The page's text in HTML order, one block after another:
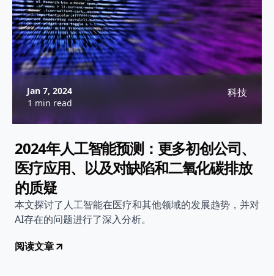
Jan 7, 2024
1 min read
科技
2024年人工智能预测：更多初创公司、
医疗应用、以及对缺陷和二氧化碳排放
的质疑
本文探讨了人工智能在医疗和其他领域的发展趋势，并对
AI存在的问题进行了深入分析。
阅读文章